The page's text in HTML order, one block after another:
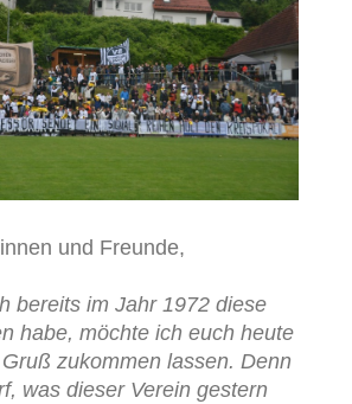
und Freunde,
bereits im Jahr 1972 diese
habe, möchte ich euch heute
zukommen lassen. Denn
was dieser Verein gestern